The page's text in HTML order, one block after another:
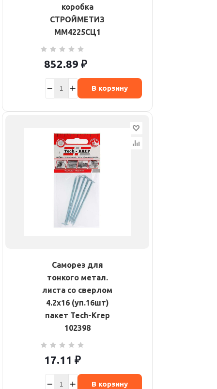
коробка
СТРОЙМЕТИЗ
ММ4225СЦ1
852.89 ₽
В корзину
Саморез для
тонкого метал.
листа со сверлом
4.2х16 (уп.16шт)
пакет Tech-Krep
102398
17.11 ₽
В корзину